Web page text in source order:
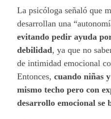
La psicóloga señaló que
desarrollan una
evitando pedir ayuda
debilidad, ya que no
de intimidad emocional
Entonces, cuando niñas
mismo techo pero con
desarrollo emocional se